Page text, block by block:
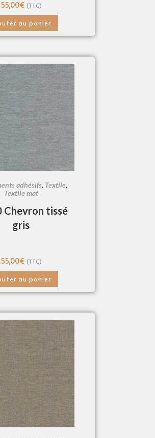
55,00€ (TTC)
au panier
adhésifs, Textile,
Textile mat
Chevron tissé
gris
55,00€ (TTC)
au panier